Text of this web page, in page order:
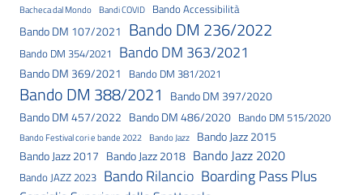
Bacheca dal Mondo Bandi COVID Bando Accessibilità
Bando DM 107/2021 Bando DM 236/2022
Bando DM 354/2021 Bando DM 363/2021
Bando DM 369/2021 Bando DM 381/2021
Bando DM 388/2021 Bando DM 397/2020
Bando DM 457/2022 Bando DM 486/2020 Bando DM 515/2020
Bando Festival cori e bande 2022 Bando Jazz
Bando Jazz 2015
Bando Jazz 2017 Bando Jazz 2018 Bando Jazz 2020
Bando JAZZ 2023 Bando Rilancio Boarding Pass Plus